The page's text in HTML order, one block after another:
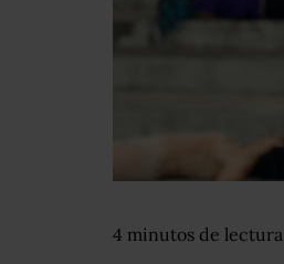
4 minutos de lectura